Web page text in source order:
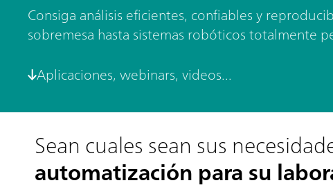
Consiga análisis eficientes, confiables y
sobremesa hasta sistemas robóticos totalmente
Aplicaciones, webinars, videos...
Sean cuales sean sus
automatización para su